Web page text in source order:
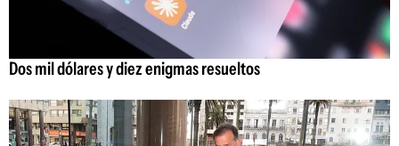
Dos mil dólares y diez enigmas resueltos